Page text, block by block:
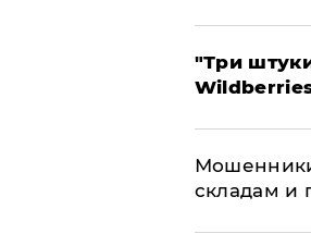
"Три
складам и